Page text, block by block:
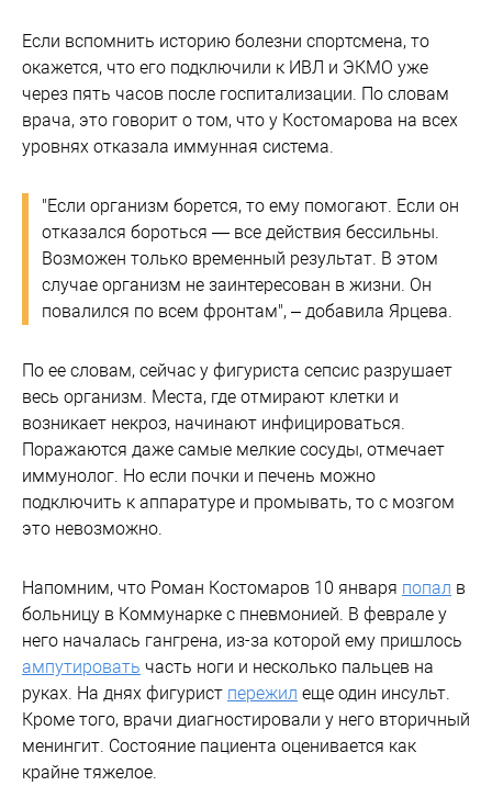
Если вспомнить историю болезни спортсмена, то
окажется, что его подключили к ИВЛ и ЭКМО уже
через пять часов после госпитализации. По словам
врача, это говорит о том, что у Костомарова на всех
уровнях отказала иммунная система.
"Если организм борется, то ему помогают. Если он
отказался бороться — все действия бессильны.
Возможен только временный результат. В этом
случае организм не заинтересован в жизни. Он
повалился по всем фронтам", – добавила Ярцева.
По ее словам, сейчас у фигуриста сепсис разрушает
весь организм. Места, где отмирают клетки и
возникает некроз, начинают инфицироваться.
Поражаются даже самые мелкие сосуды, отмечает
иммунолог. Но если почки и печень можно
подключить к аппаратуре и промывать, то с мозгом
это невозможно.
Напомним, что Роман Костомаров 10 января попал в
больницу в Коммунарке с пневмонией. В феврале у
него началась гангрена, из-за которой ему пришлось
ампутировать часть ноги и несколько пальцев на
руках. На днях фигурист пережил еще один инсульт.
Кроме того, врачи диагностировали у него вторичный
менингит. Состояние пациента оценивается как
крайне тяжелое.